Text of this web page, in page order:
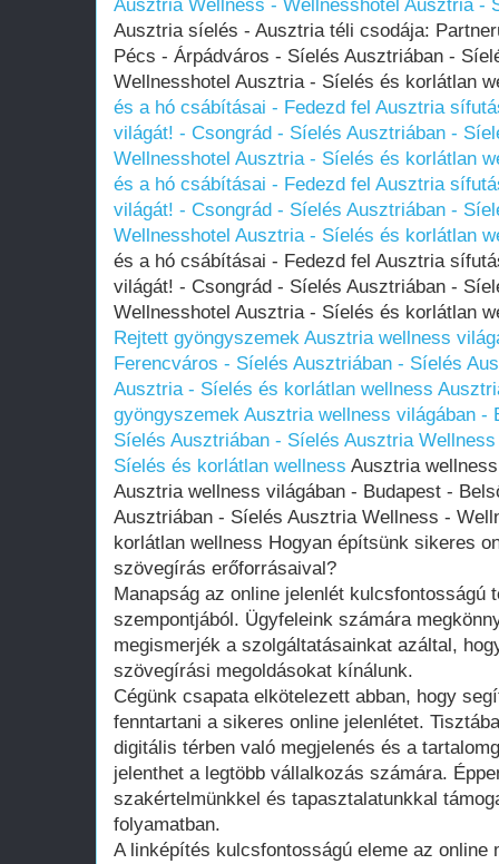
Ausztria Wellness - Wellnesshotel Ausztria -
Ausztria síelés - Ausztria téli csodája:
Pécs - Árpádváros - Síelés Ausztriában -
Wellnesshotel Ausztria - Síelés és korlátlan
és a hó csábításai - Fedezd fel Ausztria
világát! - Csongrád - Síelés Ausztriában -
Wellnesshotel Ausztria - Síelés és korlátlan
és a hó csábításai - Fedezd fel Ausztria
világát! - Csongrád - Síelés Ausztriában -
Wellnesshotel Ausztria - Síelés és korlátlan
és a hó csábításai - Fedezd fel Ausztria
világát! - Csongrád - Síelés Ausztriában -
Wellnesshotel Ausztria - Síelés és korlátlan
Rejtett gyöngyszemek Ausztria wellness
Ferencváros - Síelés Ausztriában - Síelés
Ausztria - Síelés és korlátlan wellness
gyöngyszemek Ausztria wellness világában -
Síelés Ausztriában - Síelés Ausztria
Síelés és korlátlan wellness Ausztria
Ausztria wellness világában - Budapest -
Ausztriában - Síelés Ausztria Wellness -
korlátlan wellness Hogyan építsünk sikeres
szövegírás erőforrásaival?
Manapság az online jelenlét kulcsfontosságú
szempontjából. Ügyfeleink számára
megismerjék a szolgáltatásainkat azáltal,
szövegírási megoldásokat kínálunk.
Cégünk csapata elkötelezett abban, hogy
fenntartani a sikeres online jelenlétet.
digitális térben való megjelenés és a
jelenthet a legtöbb vállalkozás számára.
szakértelmünkkel és tapasztalatunkkal
folyamatban.
A linképítés kulcsfontosságú eleme az online